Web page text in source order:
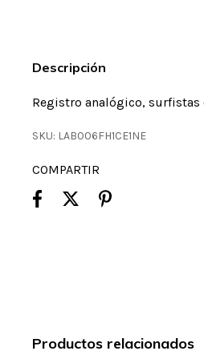
Descripción
Registro analógico, surfistas
SKU: LAB006FH1CE1NE
COMPARTIR
Productos relacionados